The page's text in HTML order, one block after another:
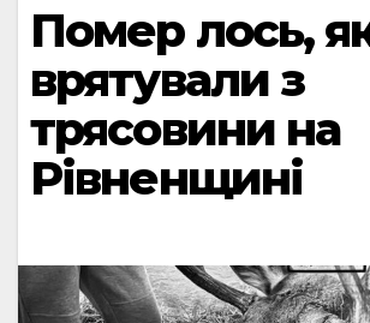
Помер лось,
врятували з
трясовини на
Рівненщині